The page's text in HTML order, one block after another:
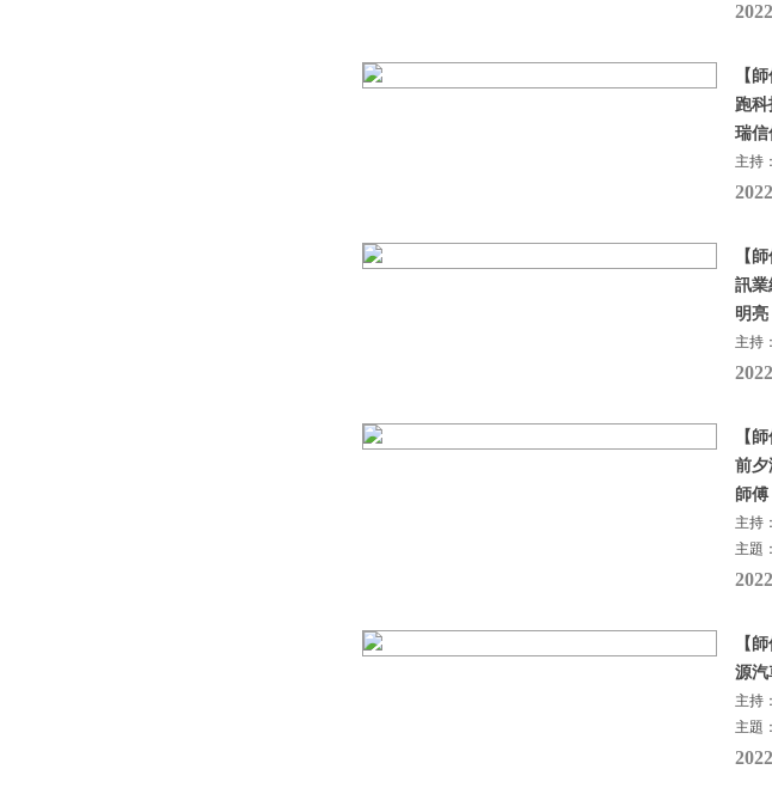
【
跑科
瑞信
主持
【
訊業
明亮
主持
【
前夕
師
主持
主題：
【
源汽
主持
主題：